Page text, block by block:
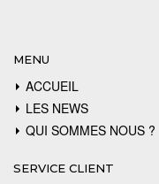
MENU
ACCUEIL
LES NEWS
QUI SOMMES NOUS ?
SERVICE CLIENT